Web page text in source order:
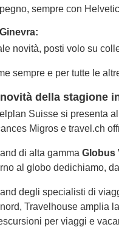
sempre con
novità, posti volo su
sempre e per tutte le
della stagione
Suisse si presenta
Migros e travel.ch
di alta gamma Globus
al globo dedichiamo,
degli specialisti di
Travelhouse amplia
per viaggi e